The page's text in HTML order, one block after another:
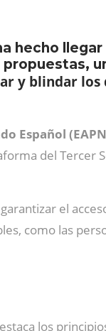
hecho llegar
y blindar los
Español
del Tercer
el
como las
los